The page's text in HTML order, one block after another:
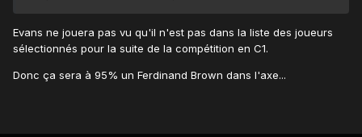
Evans ne jouera pas vu qu'il n'est pas dans la liste des joueurs
sélectionnés pour la suite de la compétition en C1.
Donc ça sera à 95% un Ferdinand Brown dans l'axe...